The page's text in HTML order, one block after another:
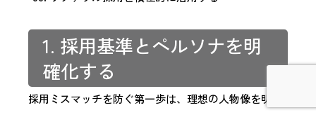
1. 採用基準とペルソナを明
確化する
採用ミスマッチを防ぐ第一歩は、理想の人物像を明確